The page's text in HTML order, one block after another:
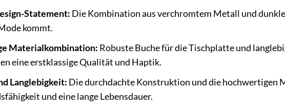
Statement: Die Kombination aus verchromtem Metall und
kommt.
Materialkombination: Robuste Buche für die Tischplatte und
eine erstklassige Qualität und Haptik.
Langlebigkeit: Die durchdachte Konstruktion und die hochwertigen
und eine lange Lebensdauer.